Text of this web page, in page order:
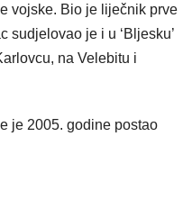
vojske. Bio je liječnik prve
je i u ‘Bljesku’
na Velebitu i
je 2005. godine postao